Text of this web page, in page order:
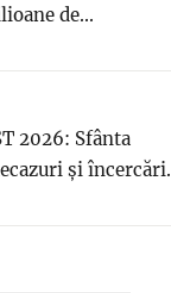
de...
2026: Sfânta
și încercări.